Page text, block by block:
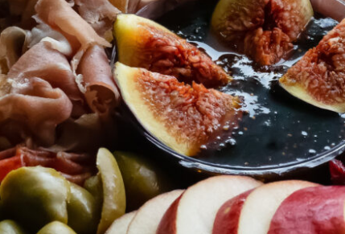
How Long Does It Take To Get